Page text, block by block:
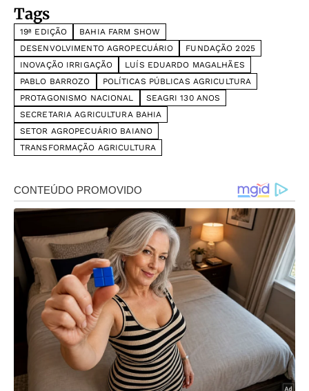
Tags
19ª EDIÇÃO
BAHIA FARM SHOW
DESENVOLVIMENTO AGROPECUÁRIO
FUNDAÇÃO 2025
INOVAÇÃO IRRIGAÇÃO
LUÍS EDUARDO MAGALHÃES
PABLO BARROZO
POLÍTICAS PÚBLICAS AGRICULTURA
PROTAGONISMO NACIONAL
SEAGRI 130 ANOS
SECRETARIA AGRICULTURA BAHIA
SETOR AGROPECUÁRIO BAIANO
TRANSFORMAÇÃO AGRICULTURA